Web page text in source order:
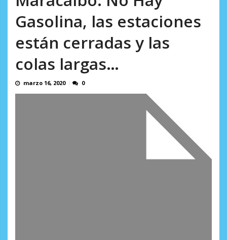
Gasolina, las estaciones
están cerradas y las
colas largas…
marzo 16, 2020 0